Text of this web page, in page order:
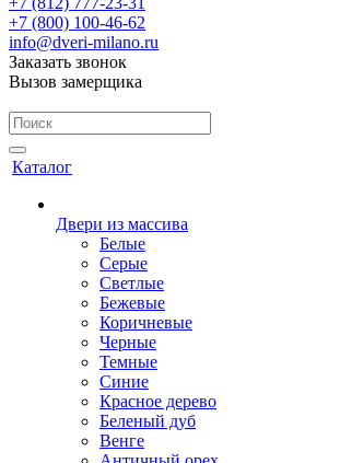
+7 (800) 100-46-62
info@dveri-milano.ru
Заказать звонок
Вызов замерщика
Каталог
Двери из массива
Белые
Серые
Светлые
Бежевые
Коричневые
Черные
Темные
Синие
Красное дерево
Беленый дуб
Венге